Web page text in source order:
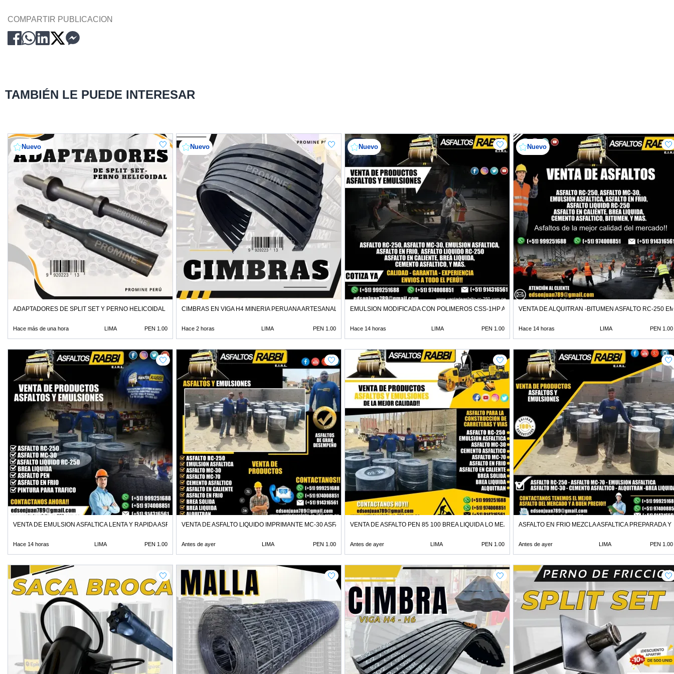
COMPARTIR PUBLICACION
TAMBIÉN LE PUEDE INTERESAR
Nuevo
ADAPTADORES DE SPLIT SET Y PERNO HELICOIDAL MINERIA
Hace más de una hora LIMA PEN 1.00
Nuevo
CIMBRAS EN VIGA H4 MINERIA PERUANA ARTESANAL
Hace 2 horas LIMA PEN 1.00
Nuevo
EMULSION MODIFICADA CON POLIMEROS CSS-1HP ASFALTO MC-30
Hace 14 horas LIMA PEN 1.00
Nuevo
VENTA DE ALQUITRAN -BITUMEN ASFALTO RC-250
Hace 14 horas LIMA PEN 1.00
VENTA DE EMULSION ASFALTICA LENTA Y RAPIDA ASFALTO EN FRIO
Hace 14 horas LIMA PEN 1.00
VENTA DE ASFALTO LIQUIDO IMPRIMANTE MC-30 ASFALTO LIQUIDO
Antes de ayer LIMA PEN 1.00
VENTA DE ASFALTO PEN 85 100 BREA LIQUIDA LO MEJOR EN ADITI
Antes de ayer LIMA PEN 1.00
ASFALTO EN FRIO MEZCLA ASFALTICA PREPARADA
Antes de ayer LIMA PEN 1.00